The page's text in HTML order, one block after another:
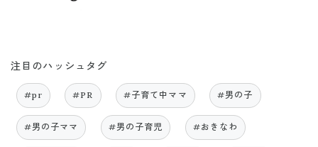
注目のハッシュタグ
#pr #PR #子育て中ママ #男の子
#男の子ママ #男の子育児 #おきなわ